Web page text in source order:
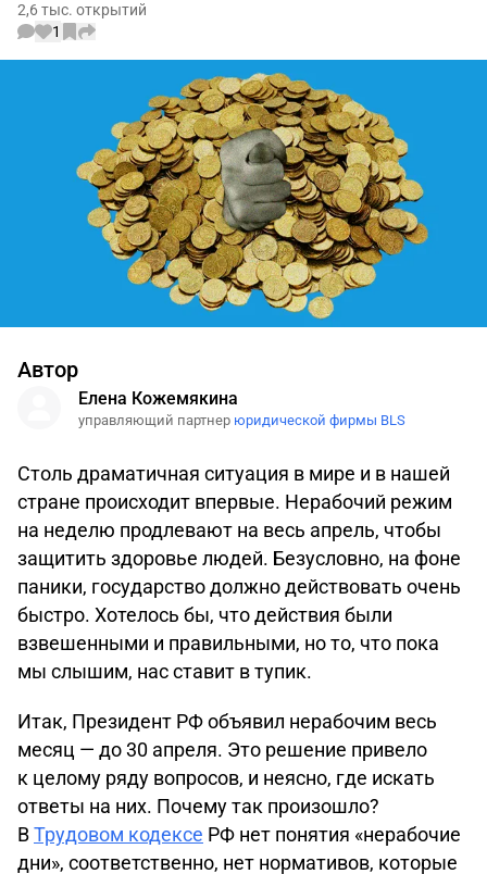
2,6 тыс. открытий
1
Автор
Елена Кожемякина
управляющий партнер юридической фирмы BLS
Столь драматичная ситуация в мире и в нашей
стране происходит впервые. Нерабочий режим
на неделю продлевают на весь апрель, чтобы
защитить здоровье людей. Безусловно, на фоне
паники, государство должно действовать очень
быстро. Хотелось бы, что действия были
взвешенными и правильными, но то, что пока
мы слышим, нас ставит в тупик.
Итак, Президент РФ объявил нерабочим весь
месяц — до 30 апреля. Это решение привело
к целому ряду вопросов, и неясно, где искать
ответы на них. Почему так произошло?
ВТрудовом кодексе РФ нет понятия «нерабочие
дни», соответственно, нет нормативов, которые